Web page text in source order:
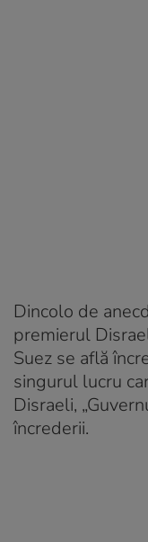
Dincolo de
premierul
Suez se află
singurul lucru
Disraeli,
încrederii.